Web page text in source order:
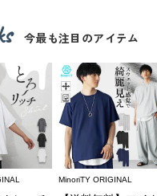
今最も注目のアイテム
MinoriTY ORIGINAL